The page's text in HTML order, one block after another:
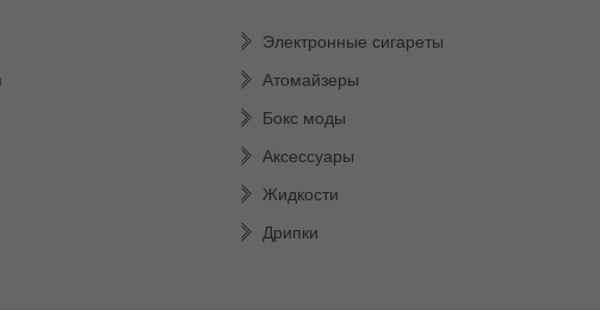
Электронные сигареты
Атомайзеры
Бокс моды
Аксессуары
Жидкости
Дрипки